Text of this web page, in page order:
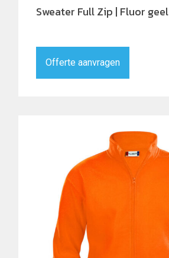
Sweater Full Zip | Fluor geel
Offerte aanvragen